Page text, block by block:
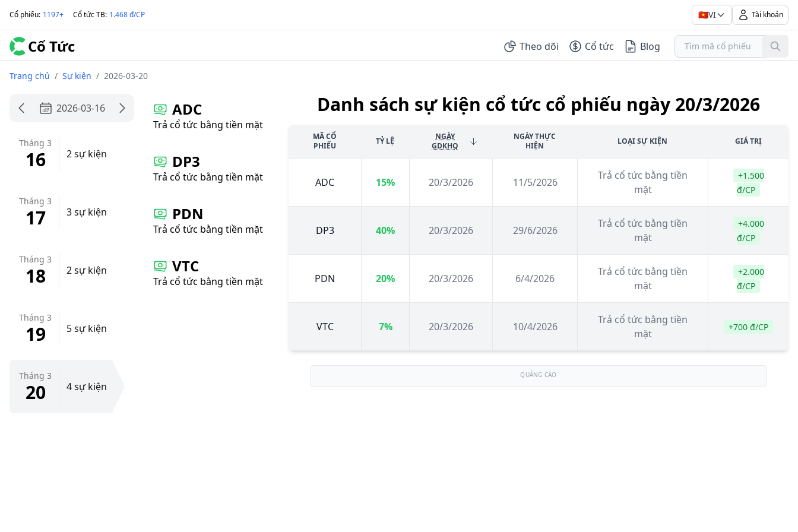
Cổ phiếu: 1197+ Cổ tức TB: 1.468 đ/CP 🇻🇳VI Tài khoản
Cổ Tức Theo dõi Cổ tức Blog
Trang chủ / Sự kiện / 2026-03-20
2026-03-16
Tháng 3
16 2 sự kiện
Tháng 3
17 3 sự kiện
Tháng 3
18 2 sự kiện
Tháng 3
19 5 sự kiện
Tháng 3
20 4 sự kiện
ADC
Trả cổ tức bằng tiền mặt
DP3
Trả cổ tức bằng tiền mặt
PDN
Trả cổ tức bằng tiền mặt
VTC
Trả cổ tức bằng tiền mặt
Danh sách sự kiện cổ tức cổ phiếu ngày 20/3/2026
MÃ CỔ
PHIẾU
TỶ LỆ
NGÀY
GDKHQ
NGÀY THỰC
HIỆN
LOẠI SỰ KIỆN GIÁ TRỊ
ADC 15% 20/3/2026 11/5/2026
Trả cổ tức bằng tiền
mặt
+1.500
đ/CP
DP3 40% 20/3/2026 29/6/2026
Trả cổ tức bằng tiền
mặt
+4.000
đ/CP
PDN 20% 20/3/2026 6/4/2026
Trả cổ tức bằng tiền
mặt
+2.000
đ/CP
VTC 7% 20/3/2026 10/4/2026
Trả cổ tức bằng tiền
mặt
+700 đ/CP
QUẢNG CÁO